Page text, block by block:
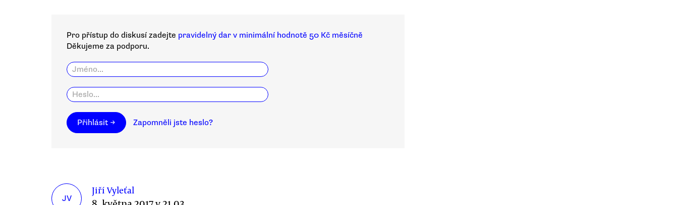
Pro přístup do diskusí zadejte pravidelný dar v minimální hodnotě 50 Kč měsíčně
Děkujeme za podporu.
Přihlásit → Zapomněli jste heslo?
JV
Jiří Vyleťal